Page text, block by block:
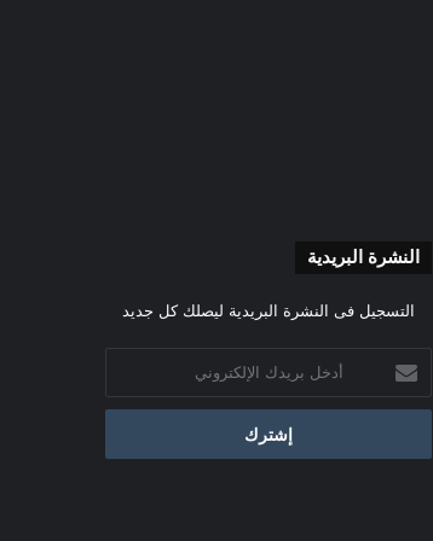
النشرة البريدية
التسجيل فى النشرة البريدية ليصلك كل جديد
بريدك
الإلكتروني